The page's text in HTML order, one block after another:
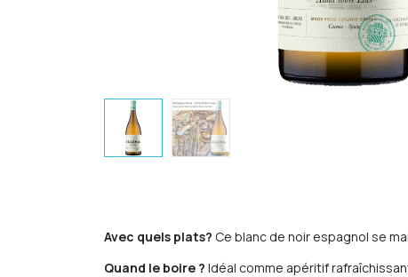
Avec quels plats? Ce blanc de noir espagnol se
Quand le boire ? Idéal comme apéritif